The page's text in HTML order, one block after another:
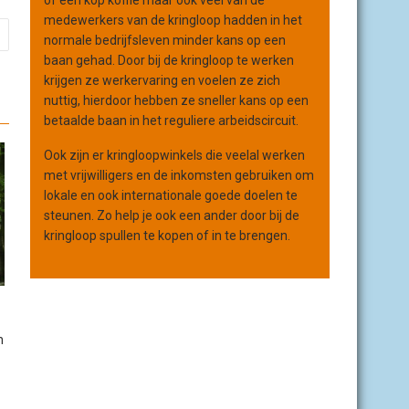
medewerkers van de kringloop hadden in het
normale bedrijfsleven minder kans op een
baan gehad. Door bij de kringloop te werken
krijgen ze werkervaring en voelen ze zich
nuttig, hierdoor hebben ze sneller kans op een
betaalde baan in het reguliere arbeidscircuit.
Ook zijn er kringloopwinkels die veelal werken
met vrijwilligers en de inkomsten gebruiken om
lokale en ook internationale goede doelen te
steunen. Zo help je ook een ander door bij de
kringloop spullen te kopen of in te brengen.